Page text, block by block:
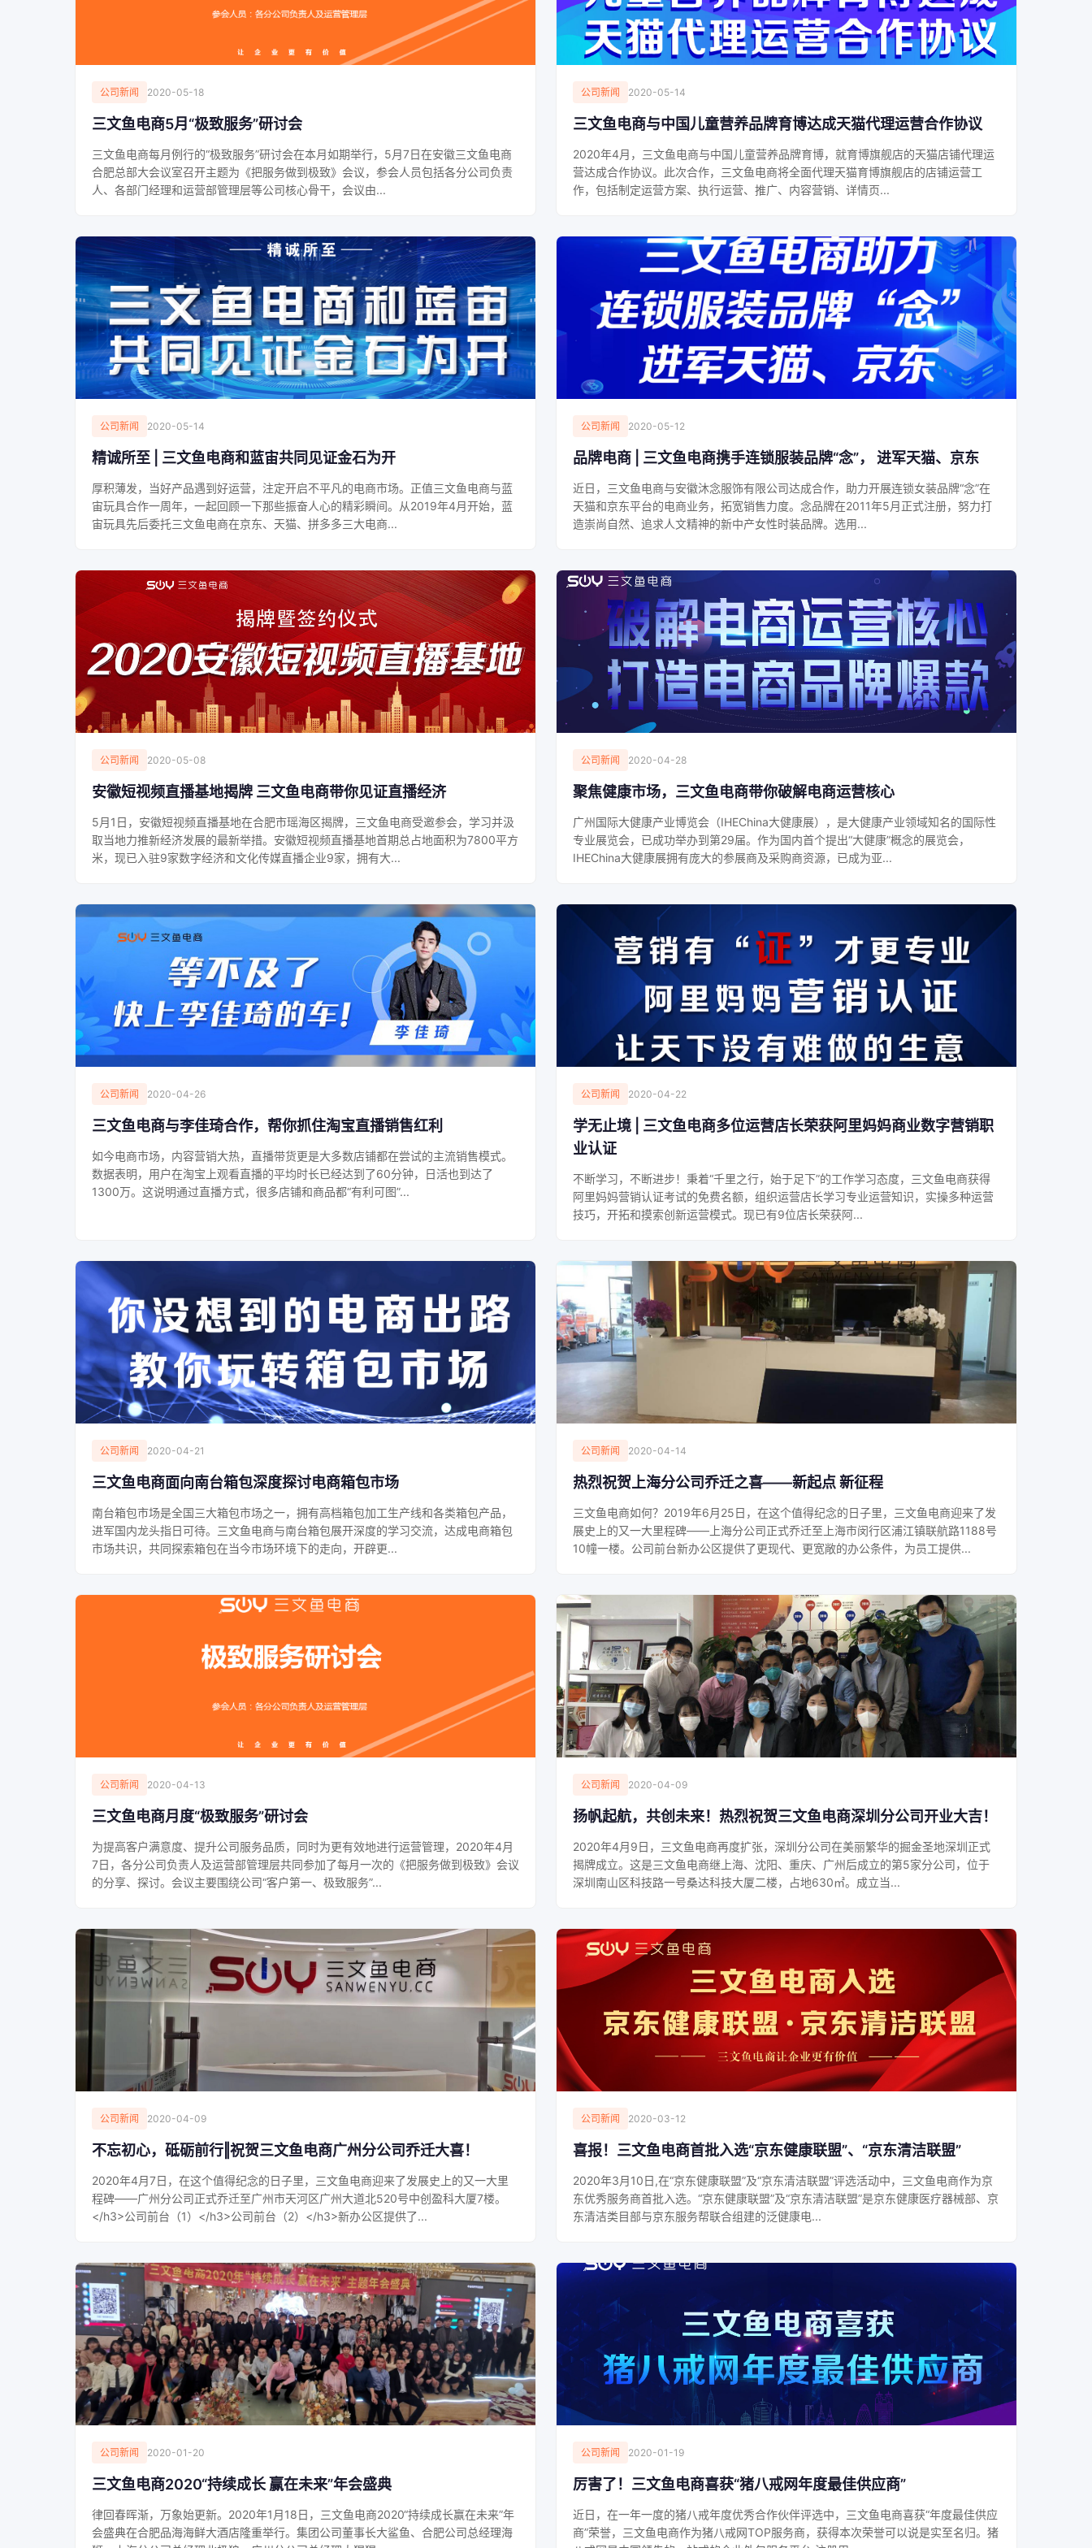
公司新闻 2020-05-18
三文鱼电商5月“极致服务”研讨会
三文鱼电商每月例行的“极致服务”研讨会在本月如期举行，5月7日在安徽三文鱼电商
合肥总部大会议室召开主题为《把服务做到极致》会议，参会人员包括各分公司负责
人、各部门经理和运营部管理层等公司核心骨干，会议由...
公司新闻 2020-05-14
三文鱼电商与中国儿童营养品牌育博达成天猫代理运营合作协议
2020年4月，三文鱼电商与中国儿童营养品牌育博，就育博旗舰店的天猫店铺代理运
营达成合作协议。此次合作，三文鱼电商将全面代理天猫育博旗舰店的店铺运营工
作，包括制定运营方案、执行运营、推广、内容营销、详情页...
公司新闻 2020-05-14
精诚所至 | 三文鱼电商和蓝宙共同见证金石为开
厚积薄发，当好产品遇到好运营，注定开启不平凡的电商市场。正值三文鱼电商与蓝
宙玩具合作一周年，一起回顾一下那些振奋人心的精彩瞬间。从2019年4月开始，蓝
宙玩具先后委托三文鱼电商在京东、天猫、拼多多三大电商...
公司新闻 2020-05-12
品牌电商 | 三文鱼电商携手连锁服装品牌“念”， 进军天猫、京东
近日，三文鱼电商与安徽沐念服饰有限公司达成合作，助力开展连锁女装品牌“念”在
天猫和京东平台的电商业务，拓宽销售力度。念品牌在2011年5月正式注册，努力打
造崇尚自然、追求人文精神的新中产女性时装品牌。选用...
公司新闻 2020-05-08
安徽短视频直播基地揭牌 三文鱼电商带你见证直播经济
5月1日，安徽短视频直播基地在合肥市瑶海区揭牌，三文鱼电商受邀参会，学习并汲
取当地力推新经济发展的最新举措。安徽短视频直播基地首期总占地面积为7800平方
米，现已入驻9家数字经济和文化传媒直播企业9家，拥有大...
公司新闻 2020-04-28
聚焦健康市场，三文鱼电商带你破解电商运营核心
广州国际大健康产业博览会（IHEChina大健康展），是大健康产业领域知名的国际性
专业展览会，已成功举办到第29届。作为国内首个提出“大健康”概念的展览会，
IHEChina大健康展拥有庞大的参展商及采购商资源，已成为亚...
公司新闻 2020-04-26
三文鱼电商与李佳琦合作，帮你抓住淘宝直播销售红利
如今电商市场，内容营销大热，直播带货更是大多数店铺都在尝试的主流销售模式。
数据表明，用户在淘宝上观看直播的平均时长已经达到了60分钟，日活也到达了
1300万。这说明通过直播方式，很多店铺和商品都“有利可图”...
公司新闻 2020-04-22
学无止境 | 三文鱼电商多位运营店长荣获阿里妈妈商业数字营销职
业认证
不断学习，不断进步！秉着“千里之行，始于足下”的工作学习态度，三文鱼电商获得
阿里妈妈营销认证考试的免费名额，组织运营店长学习专业运营知识，实操多种运营
技巧，开拓和摸索创新运营模式。现已有9位店长荣获阿...
公司新闻 2020-04-21
三文鱼电商面向南台箱包深度探讨电商箱包市场
南台箱包市场是全国三大箱包市场之一，拥有高档箱包加工生产线和各类箱包产品，
进军国内龙头指日可待。三文鱼电商与南台箱包展开深度的学习交流，达成电商箱包
市场共识，共同探索箱包在当今市场环境下的走向，开辟更...
公司新闻 2020-04-14
热烈祝贺上海分公司乔迁之喜——新起点 新征程
三文鱼电商如何？2019年6月25日，在这个值得纪念的日子里，三文鱼电商迎来了发
展史上的又一大里程碑——上海分公司正式乔迁至上海市闵行区浦江镇联航路1188号
10幢一楼。公司前台新办公区提供了更现代、更宽敞的办公条件，为员工提供...
公司新闻 2020-04-13
三文鱼电商月度“极致服务”研讨会
为提高客户满意度、提升公司服务品质，同时为更有效地进行运营管理，2020年4月
7日，各分公司负责人及运营部管理层共同参加了每月一次的《把服务做到极致》会议
的分享、探讨。会议主要围绕公司“客户第一、极致服务”...
公司新闻 2020-04-09
扬帆起航，共创未来！热烈祝贺三文鱼电商深圳分公司开业大吉！
2020年4月9日，三文鱼电商再度扩张，深圳分公司在美丽繁华的掘金圣地深圳正式
揭牌成立。这是三文鱼电商继上海、沈阳、重庆、广州后成立的第5家分公司，位于
深圳南山区科技路一号桑达科技大厦二楼，占地630㎡。成立当...
公司新闻 2020-04-09
不忘初心，砥砺前行‖祝贺三文鱼电商广州分公司乔迁大喜！
2020年4月7日，在这个值得纪念的日子里，三文鱼电商迎来了发展史上的又一大里
程碑——广州分公司正式乔迁至广州市天河区广州大道北520号中创盈科大厦7楼。
</h3>公司前台（1）</h3>公司前台（2）</h3>新办公区提供了...
公司新闻 2020-03-12
喜报！三文鱼电商首批入选“京东健康联盟”、“京东清洁联盟”
2020年3月10日,在“京东健康联盟”及“京东清洁联盟”评选活动中，三文鱼电商作为京
东优秀服务商首批入选。“京东健康联盟”及“京东清洁联盟”是京东健康医疗器械部、京
东清洁类目部与京东服务帮联合组建的泛健康电...
公司新闻 2020-01-20
三文鱼电商2020“持续成长 赢在未来”年会盛典
律回春晖渐，万象始更新。2020年1月18日，三文鱼电商2020“持续成长赢在未来”年
会盛典在合肥品海海鲜大酒店隆重举行。集团公司董事长大鲨鱼、合肥公司总经理海
公司新闻 2020-01-19
厉害了！三文鱼电商喜获“猪八戒网年度最佳供应商”
近日，在一年一度的猪八戒年度优秀合作伙伴评选中，三文鱼电商喜获“年度最佳供应
商”荣誉，三文鱼电商作为猪八戒网TOP服务商，获得本次荣誉可以说是实至名归。猪